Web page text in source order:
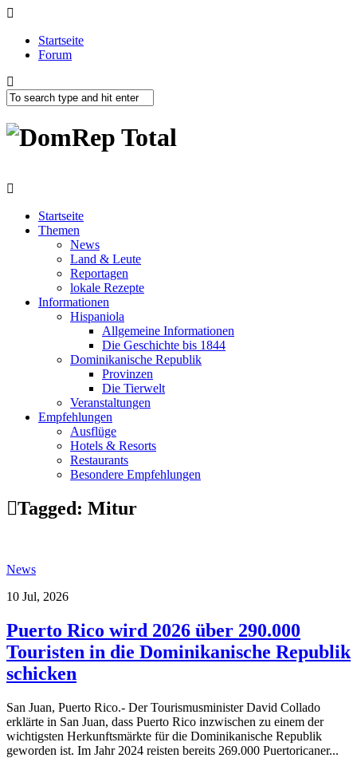
Startseite
Forum
Startseite
Themen
News
Land & Leute
Reportagen
lokale Rezepte
Informationen
Hispaniola
Allgemeine Informationen
Die Geschichte bis 1844
Dominikanische Republik
Provinzen
Die Tierwelt
Veranstaltungen
Empfehlungen
Ausflüge
Hotels & Resorts
Restaurants
Besondere Empfehlungen
Tagged: Mitur
News
10 Jul, 2026
Puerto Rico wird 2026 über 290.000
Touristen in die Dominikanische Republik
schicken
San Juan, Puerto Rico.- Der Tourismusminister David Collado
erklärte in San Juan, dass Puerto Rico inzwischen zu einem der
wichtigsten Herkunftsmärkte für die Dominikanische Republik
geworden ist. Im Jahr 2024 reisten bereits 269.000 Puertoricaner...